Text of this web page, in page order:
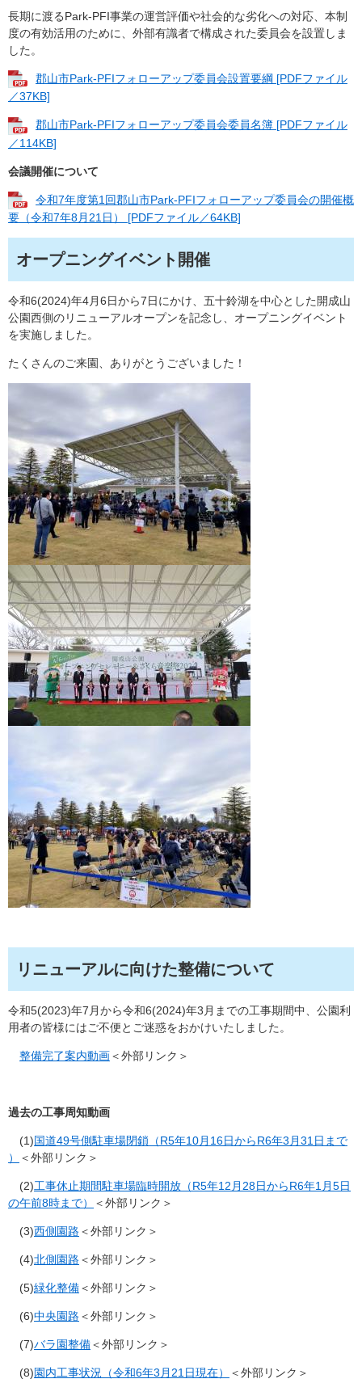
長期に渡るPark-PFI事業の運営評価や社会的な劣化への対応、本制
度の有効活用のために、外部有識者で構成された委員会を設置しま
した。
郡山市Park-PFIフォローアップ委員会設置要綱 [PDFファイル
／37KB]
郡山市Park-PFIフォローアップ委員会委員名簿 [PDFファイル
／114KB]
会議開催について
令和7年度第1回郡山市Park-PFIフォローアップ委員会の開催概
要（令和7年8月21日） [PDFファイル／64KB]
オープニングイベント開催
令和6(2024)年4月6日から7日にかけ、五十鈴湖を中心とした開成山
公園西側のリニューアルオープンを記念し、オープニングイベント
を実施しました。
たくさんのご来園、ありがとうございました！
リニューアルに向けた整備について
令和5(2023)年7月から令和6(2024)年3月までの工事期間中、公園利
用者の皆様にはご不便とご迷惑をおかけいたしました。
整備完了案内動画＜外部リンク＞
過去の工事周知動画
(1)国道49号側駐車場閉鎖（R5年10月16日からR6年3月31日まで​
）
＜外部リンク＞
(2)工事休止期間駐車場臨時開放（R5年12月28日からR6年1月5日
の午前8時まで）
＜外部リンク＞
(3)西側園路 ＜外部リンク＞
(4)北側園路 ＜外部リンク＞
(5)緑化整備＜外部リンク＞
(6)中央園路 ＜外部リンク＞
(7)バラ園整備＜外部リンク＞
(8)園内工事状況（令和6年3月21日現在） ＜外部リンク＞